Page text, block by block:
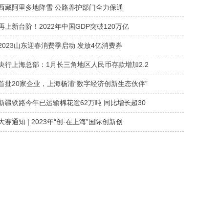
藏阿里多地降雪 公路养护部门全力保通
上新台阶！2022年中国GDP突破120万亿
山东迎春消费季启动 发放4亿消费券
行上海总部：1月长三角地区人民币存款增加2.2
批20家企业，上海杨浦“数字经济创新生态伙伴”
疆铁路今年已运输棉花逾62万吨 同比增长超30
赛通知 | 2023年“创·在上海”国际创新创